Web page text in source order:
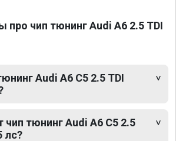
про чип тюнинг Audi A6 2.5 TDI
Audi A6 C5 2.5 TDI
чип тюнинг Audi A6 C5 2.5
лс?